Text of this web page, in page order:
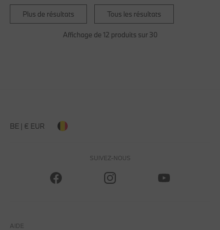
Plus de résultats Tous les résultats
Affichage de 12 produits sur 30
BE | € EUR
SUIVEZ-NOUS
AIDE